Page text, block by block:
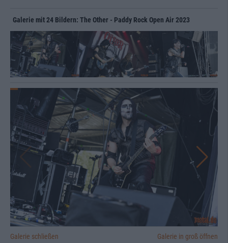
Galerie mit 24 Bildern: The Other - Paddy Rock Open Air 2023
Galerie schließen Galerie in groß öffnen